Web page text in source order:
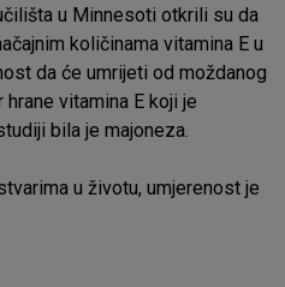
u Minnesoti otkrili su da
količinama vitamina E u
da će umrijeti od moždanog
vitamina E koji je
bila je majoneza.
u životu, umjerenost je